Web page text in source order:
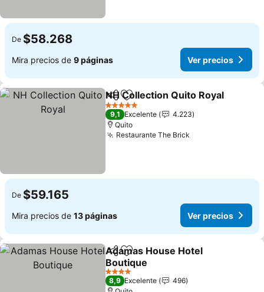
De $58.268
Mira precios de 9 páginas Ver precios
CompartirAgregar a favoritos
NH Collection Quito Royal
5 Estrellas
9,1 Excelente
4.223
Quito
Restaurante The Brick
De $59.165
Mira precios de 13 páginas Ver precios
CompartirAgregar a favoritos
Adamas House Hotel
Boutique
4 Estrellas
8,9 Excelente
496